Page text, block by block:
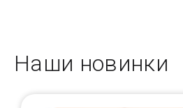
Наши новинки